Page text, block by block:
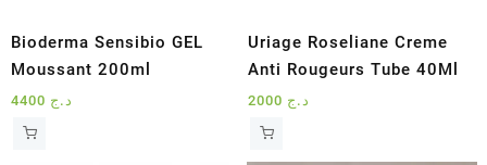
Bioderma Sensibio GEL
Moussant 200ml
د.ج
Uriage Roseliane Creme
Anti Rougeurs Tube 40Ml
د.ج